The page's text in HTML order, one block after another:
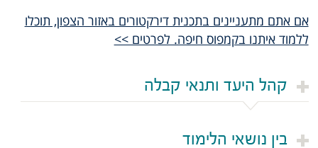
אם אתם מתעניינים בתכנית דירקטורים באזור הצפון, תוכלו
ללמוד איתנו בקמפוס חיפה. לפרטים >>
קהל היעד ותנאי קבלה
בין נושאי הלימוד